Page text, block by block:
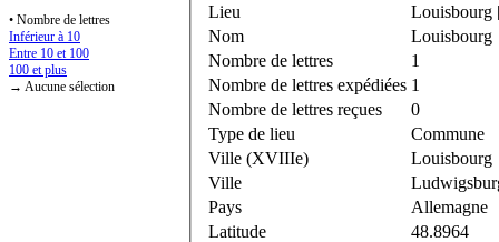
• Nombre de lettres
Inférieur à 10
Entre 10 et 100
100 et plus
→ Aucune sélection
Lieu
Louisbourg
Nom
Louisbourg
Nombre de lettres
1
Nombre de lettres expédiées 1
Nombre de lettres reçues
0
Type de lieu
Commune
Ville (XVIIIe)
Louisbourg
Ville
Pays
Allemagne
Latitude
48.8964